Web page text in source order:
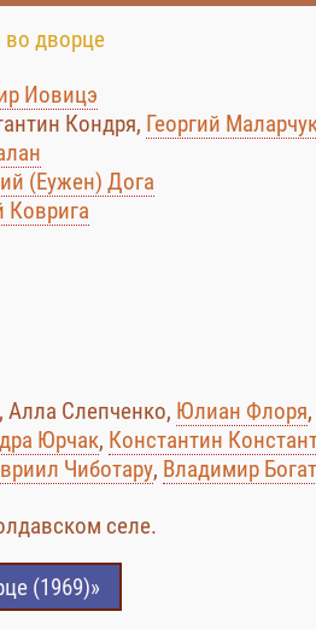
во дворце
Иовицэ
Кондря, Георгий
(Еужен) Дога
Коврига
, Алла Слепченко, Юлиан Флоря,
Юрчак, Константин
Чиботару, Владимир
селе.
(1969)»